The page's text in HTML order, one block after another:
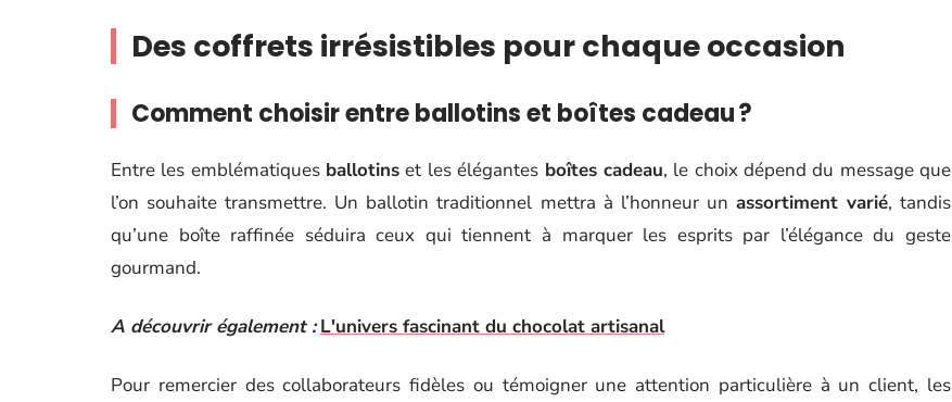
Des coffrets irrésistibles pour chaque occasion
Comment choisir entre ballotins et boîtes cadeau ?
Entre les emblématiques ballotins et les élégantes boîtes cadeau, le choix dépend du message que
l’on souhaite transmettre. Un ballotin traditionnel mettra à l’honneur un assortiment varié, tandis
qu’une boîte raffinée séduira ceux qui tiennent à marquer les esprits par l’élégance du geste
gourmand.
A découvrir également : L'univers fascinant du chocolat artisanal
Pour remercier des collaborateurs fidèles ou témoigner une attention particulière à un client, les